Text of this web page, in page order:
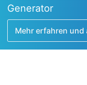
Generator
Mehr erfahren und